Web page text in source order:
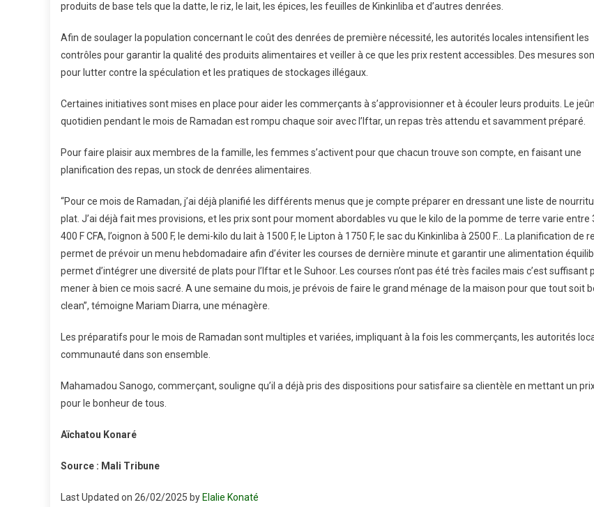
produits de base tels que la datte, le riz, le lait, les épices, les feuilles de Kinkinliba et d’autres denrées.
Afin de soulager la population concernant le coût des denrées de première nécessité, les autorités locales intensifient les
contrôles pour garantir la qualité des produits alimentaires et veiller à ce que les prix restent accessibles. Des mesures
pour lutter contre la spéculation et les pratiques de stockages illégaux.
Certaines initiatives sont mises en place pour aider les commerçants à s’approvisionner et à écouler leurs produits. Le
quotidien pendant le mois de Ramadan est rompu chaque soir avec l’Iftar, un repas très attendu et savamment préparé.
Pour faire plaisir aux membres de la famille, les femmes s’activent pour que chacun trouve son compte, en faisant une
planification des repas, un stock de denrées alimentaires.
“Pour ce mois de Ramadan, j’ai déjà planifié les différents menus que je compte préparer en dressant une liste de
plat. J’ai déjà fait mes provisions, et les prix sont pour moment abordables vu que le kilo de la pomme de terre varie entre
400 F CFA, l’oignon à 500 F, le demi-kilo du lait à 1500 F, le Lipton à 1750 F, le sac du Kinkinliba à 2500 F… La planification de
permet de prévoir un menu hebdomadaire afin d’éviter les courses de dernière minute et garantir une alimentation
permet d’intégrer une diversité de plats pour l’Iftar et le Suhoor. Les courses n’ont pas été très faciles mais c’est suffisant
mener à bien ce mois sacré. A une semaine du mois, je prévois de faire le grand ménage de la maison pour que tout soit
clean”, témoigne Mariam Diarra, une ménagère.
Les préparatifs pour le mois de Ramadan sont multiples et variées, impliquant à la fois les commerçants, les autorités
communauté dans son ensemble.
Mahamadou Sanogo, commerçant, souligne qu’il a déjà pris des dispositions pour satisfaire sa clientèle en mettant un
pour le bonheur de tous.
Aïchatou Konaré
Source : Mali Tribune
Last Updated on 26/02/2025 by Elalie Konaté